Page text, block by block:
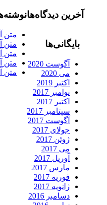
نوشته‌های تازه
متن آهنگ
متن آهنگ
متن آهنگ
متن آهنگ
متن آهنگ
دیدگاه‌ها
آگوست 2020
سپتامبر 2017
آگوست 2017
مارس 2017
دسامبر 2016